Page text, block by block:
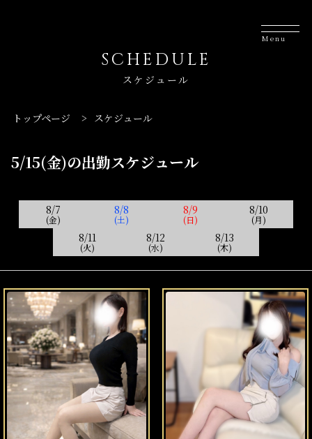
Menu
スケジュール
SCHEDULE
トップページ > スケジュール
5/15(金)の出勤スケジュール
8/7
(金)
8/8
(土)
8/9
(日)
8/10
(月)
8/11
(火)
8/12
(水)
8/13
(木)